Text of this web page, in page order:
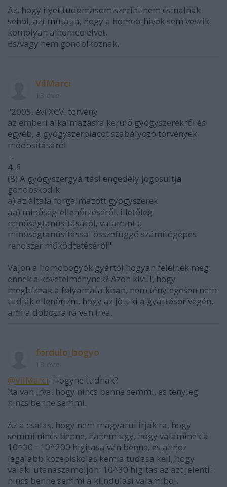
Az, hogy ilyet tudomasom szerint nem csinalnak
sehol, azt mutatja, hogy a homeo-hivok sem veszik
komolyan a homeo elvet.
Es/vagy nem gondolkoznak.
VilMarci
"2005. évi XCV. törvény
az emberi alkalmazásra kerülő gyógyszerekről és
egyéb, a gyógyszerpiacot szabályozó törvények
módosításáról
...
4. §
(8) A gyógyszergyártási engedély jogosultja
gondoskodik
a) az általa forgalmazott gyógyszerek
aa) minőség-ellenőrzéséről, illetőleg
minőségtanúsításáról, valamint a
minőségtanúsítással összefüggő számítógépes
rendszer működtetéséről"
Vajon a homobogyók gyártói hogyan felelnek meg
ennek a követelménynek? Azon kívül, hogy
megbíznak a folyamataikban, nem ténylegesen nem
tudják ellenőrizni, hogy az jött ki a gyártósor végén,
ami a dobozra rá van írva.
fordulo_bogyo
@VilMarci: Hogyne tudnak?
Ra van irva, hogy nincs benne semmi, es tenyleg
nincs benne semmi.
Az a csalas, hogy nem magyarul irjak ra, hogy
semmi nincs benne, hanem ugy, hogy valaminek a
10^30 - 10^200 higitasa van benne, es ahhoz
legalabb kozepiskolas kemia tudasa kell, hogy
valaki utanaszamoljon: 10^30 higitas az azt jelenti:
nincs benne semmi a kiindulasi valamibol.